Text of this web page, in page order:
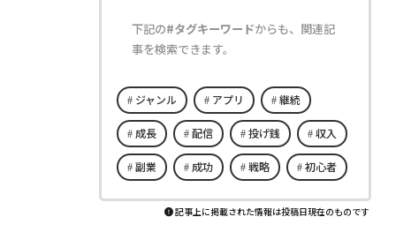
下記の#タグキーワードからも、関連記
事を検索できます。
ジャンル アプリ 継続
成長 配信 投げ銭 収入
副業 成功 戦略 初心者
記事上に掲載された情報は投稿日現在のものです